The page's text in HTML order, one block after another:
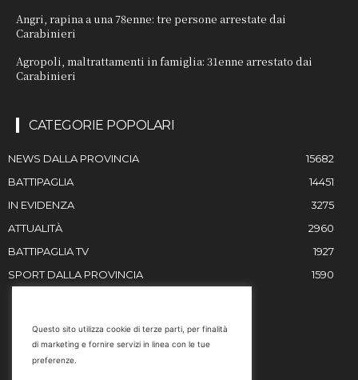
Angri, rapina a una 78enne: tre persone arrestate dai
Carabinieri
Agropoli, maltrattamenti in famiglia: 31enne arrestato dai
Carabinieri
CATEGORIE POPOLARI
NEWS DALLA PROVINCIA
15682
BATTIPAGLIA
14451
IN EVIDENZA
3275
ATTUALITÀ
2960
BATTIPAGLIA TV
1927
SPORT DALLA PROVINCIA
1590
Email
Questo sito utilizza cookie di terze parti, per finalità
di marketing e fornire servizi in linea con le tue
preferenze.